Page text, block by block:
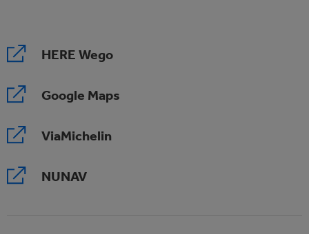
HERE Wego
Google Maps
ViaMichelin
NUNAV